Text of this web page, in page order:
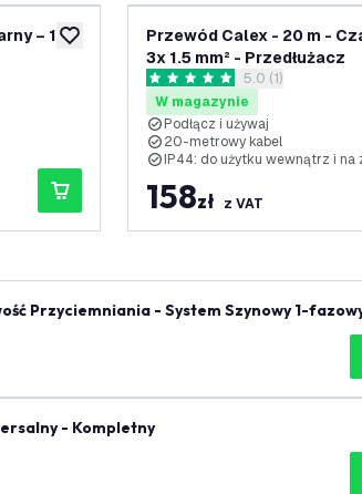
dodaj do listy życzeń
– 1
Przewód Calex - 20 m -
3x 1.5 mm² - Przedłużacz
otwórz panel
5 Gwiazdki oceny5.0 (1)
W magazynie
Podłącz i używaj
20-metrowy kabel
IP44: do użytku wewnątrz i na
158zł z VAT
Przyciemniania - System Szynowy 1-
- Kompletny